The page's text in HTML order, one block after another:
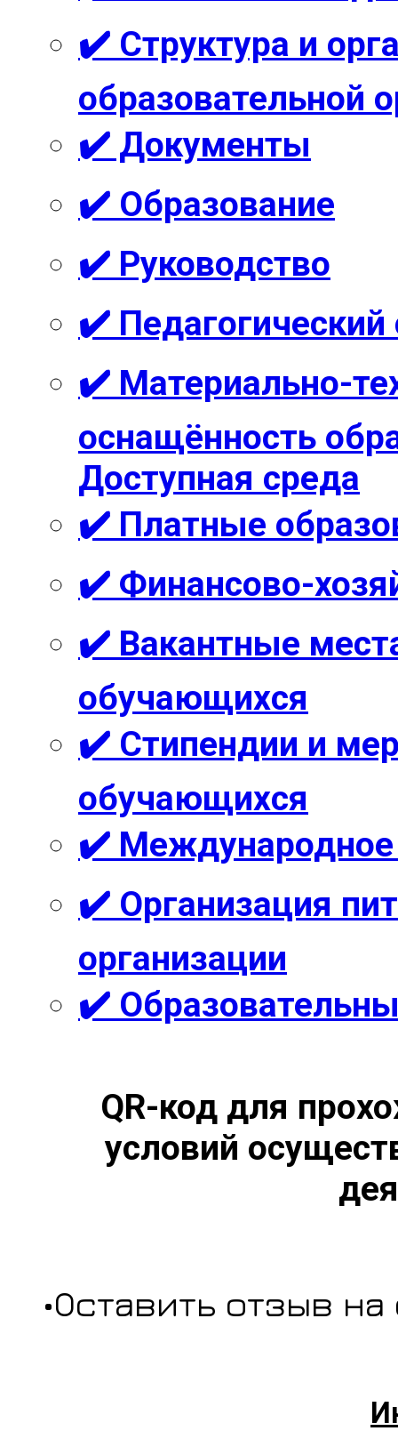
✔️ Структура и
образовательной
✔️ Документы
✔️ Образование
✔️ Руководство
✔️ Педагогический
✔️ Материально-
оснащённость
Доступная среда
✔️ Платные
✔️ Финансово-
✔️ Вакантные
обучающихся
✔️ Стипендии и
обучающихся
✔️ Международное
✔️ Организация
организации
✔️
QR-код для
условий
•Оставить отзыв на